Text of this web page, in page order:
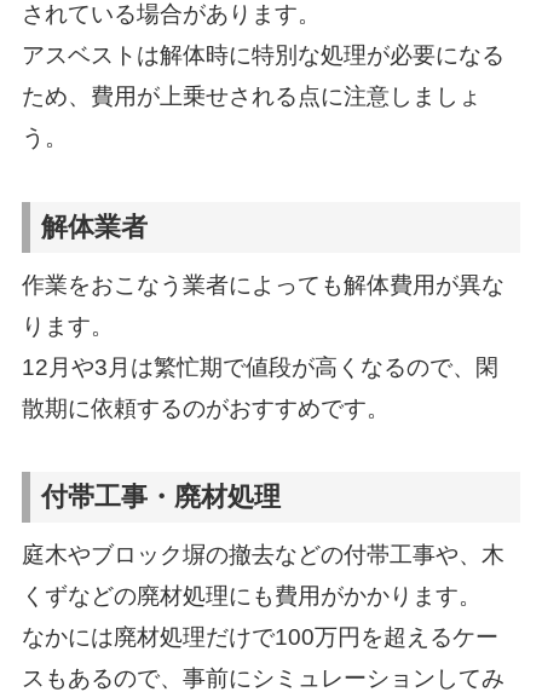
されている場合があります。
アスベストは解体時に特別な処理が必要になる
ため、費用が上乗せされる点に注意しましょ
う。
解体業者
作業をおこなう業者によっても解体費用が異な
ります。
12月や3月は繁忙期で値段が高くなるので、閑
散期に依頼するのがおすすめです。
付帯工事・廃材処理
庭木やブロック塀の撤去などの付帯工事や、木
くずなどの廃材処理にも費用がかかります。
なかには廃材処理だけで100万円を超えるケー
スもあるので、事前にシミュレーションしてみ